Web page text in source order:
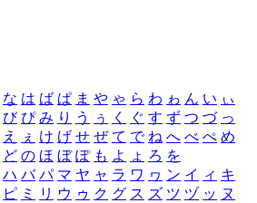
な は ば ぱ ま や ゃ ら わ ゎ ん い ぃ
び ぴ み り う ぅ く ぐ す ず つ づ っ
え ぇ け げ せ ぜ て で ね へ べ ぺ め
ど の ほ ぼ ぽ も よ ょ ろ を
ハ バ パ マ ヤ ャ ラ ワ ヮ ン イ ィ キ
ピ ミ リ ウ ゥ ク グ ス ズ ツ ヅ ッ ヌ